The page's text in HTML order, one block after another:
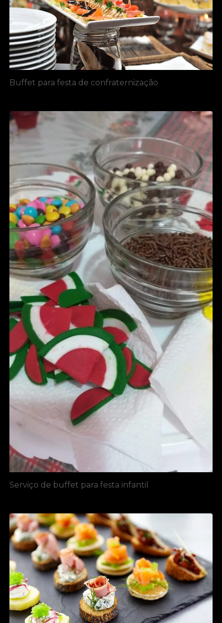
Buffet para festa de confraternização
Serviço de buffet para festa infantil